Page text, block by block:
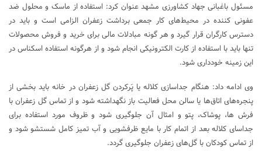
مسئول باغبانی جهاد کشاورزی مشهد عنوان کرد: استفاده از ماسک و محلول ضد
عفونی کننده در محیط‌های کار جمعی برداشت زعفران الزامی است و باید در
دسترس کارگران قرار گیرد و هر گونه مبادلات مالی برای خرید و فروش محصولات
تنها باید با استفاده از کارت الکترونیکی انجام شود و از هرگونه استفاده اسکناس در
این زمینه خودداری شود.
وی ادامه داد: هنگام جداسازی کلاله یا پَرکردن گل زعفران در خانه باید بخشی از
پنجره‌های اتاق‌ها یا سالن محل فعالیت باز نگهداشته شود و از تماس گل زعفران با
فرش ها، پوشاک، پتو و امثال آن جلوگیری شود و ظروف مورد استفاده برای
جداسای کلاله بعد از اتمام کار با مایع ظرفشویی و آب تمیز کامل شستشو شود و
از تماس کودکان با گل‌های زعفران جلوگیری گردد.